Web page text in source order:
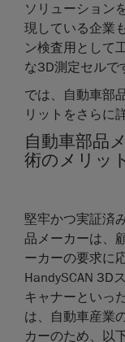
ソリューション
現している企業
ン検査用として
な3D測定セルで
では、自動車部
リットをさらに
自動車部品
術のメリット
堅牢かつ実証済
品メーカーは、
ーカーの要求に
HandySCAN 3D
キャナーといっ
は、自動車産業
カーのため、以